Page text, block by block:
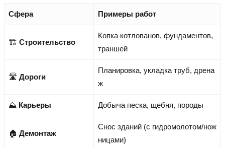
Сфера Примеры работ
🏗️ Строительство
Копка котлованов, фундаментов,
траншей
🛣️ Дороги
Планировка, укладка труб, дрена
ж
⛰️ Карьеры Добыча песка, щебня, породы
🏠 Демонтаж
Снос зданий (с гидромолотом/нож
ницами)